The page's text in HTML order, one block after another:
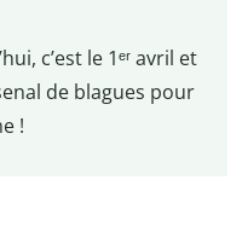
c’est le 1ᵉʳ avril et
de blagues pour
!